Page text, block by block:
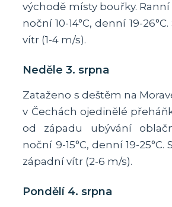
východě místy bouřky.
noční 10-14°C, denní 19-
vítr (1-4 m/s).
Neděle 3. srpna
Zataženo s deštěm na
v Čechách ojedinělé
od západu ubývání
noční 9-15°C, denní 19-
západní vítr (2-6 m/s).
Pondělí 4. srpna